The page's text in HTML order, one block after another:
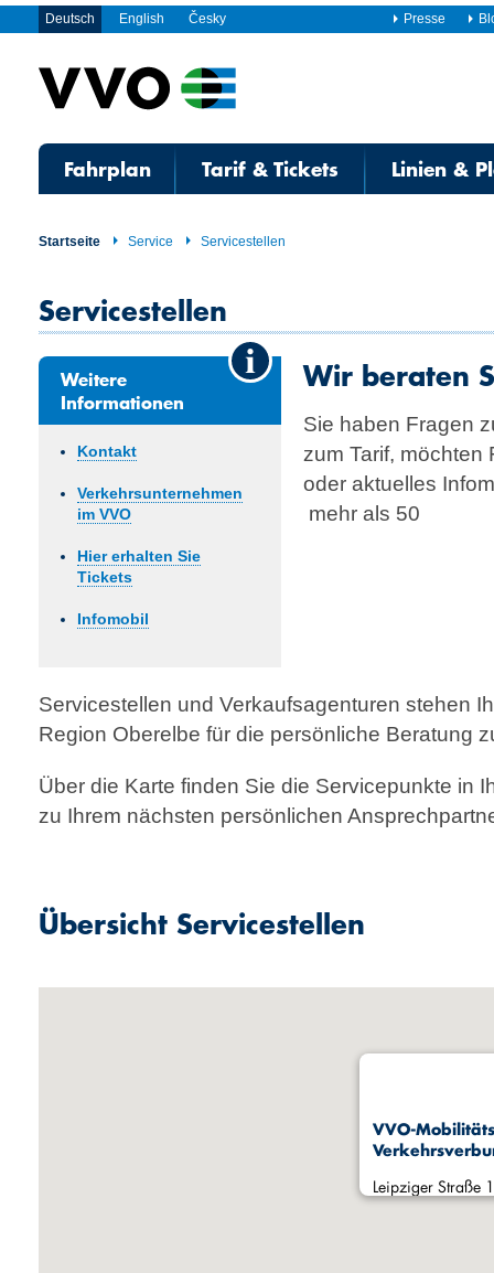
Deutsch English Česky Presse
Fahrplan Tarif & Tickets Linien &
Startseite Service Servicestellen
Servicestellen
Weitere
Informationen
Kontakt
Verkehrsunternehmen
im VVO
Hier erhalten Sie
Tickets
Infomobil
Wir beraten
Sie haben Fragen
zum Tarif, möchten
oder aktuelles
mehr als 50
Servicestellen und Verkaufsagenturen stehen
Region Oberelbe für die persönliche Beratung
Über die Karte finden Sie die Servicepunkte in
zu Ihrem nächsten persönlichen
Übersicht Servicestellen